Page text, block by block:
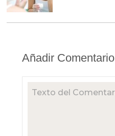
Añadir Comentario